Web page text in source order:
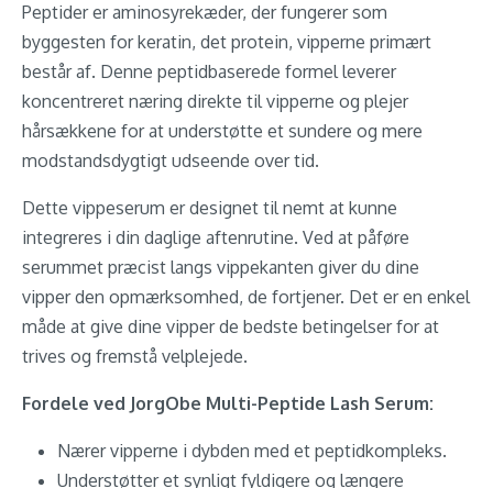
Peptider er aminosyrekæder, der fungerer som
byggesten for keratin, det protein, vipperne primært
består af. Denne peptidbaserede formel leverer
koncentreret næring direkte til vipperne og plejer
hårsækkene for at understøtte et sundere og mere
modstandsdygtigt udseende over tid.
Dette vippeserum er designet til nemt at kunne
integreres i din daglige aftenrutine. Ved at påføre
serummet præcist langs vippekanten giver du dine
vipper den opmærksomhed, de fortjener. Det er en enkel
måde at give dine vipper de bedste betingelser for at
trives og fremstå velplejede.
Fordele ved JorgObe Multi-Peptide Lash Serum:
Nærer vipperne i dybden med et peptidkompleks.
Understøtter et synligt fyldigere og længere